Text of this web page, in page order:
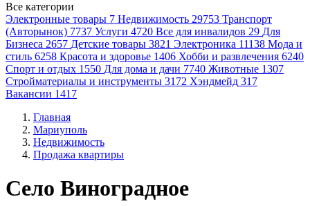
Все категории
Электронные товары 7 Недвижимость 29753 Транспорт
(Авторынок) 7737 Услуги 4720 Все для инвалидов 29 Для
Бизнеса 2657 Детские товары 3821 Электроника 11138 Мода и
стиль 6258 Красота и здоровье 1406 Хобби и развлечения 6240
Спорт и отдых 1550 Для дома и дачи 7740 Животные 1307
Стройматериалы и инструменты 3172 Хэндмейд 317
Вакансии 1417
Главная
Мариуполь
Недвижимость
Продажа квартиры
Село Виноградное